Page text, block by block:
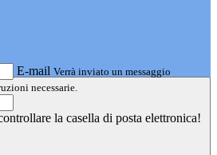
E-mail Verrà inviato un messaggio
necessarie.
la casella di posta elettronica!